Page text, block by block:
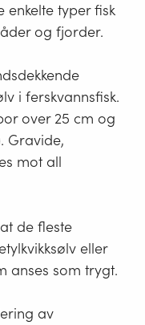
enkelte typer fisk
og fjorder.
i ferskvannsfisk.
over 25 cm og
Gravide,
mot all
de fleste
eller
anses som trygt.
av